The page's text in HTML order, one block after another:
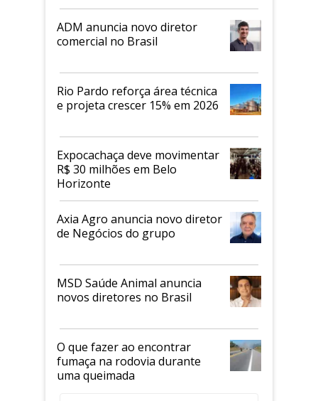
ADM anuncia novo diretor
comercial no Brasil
Rio Pardo reforça área técnica
e projeta crescer 15% em 2026
Expocachaça deve movimentar
R$ 30 milhões em Belo
Horizonte
Axia Agro anuncia novo diretor
de Negócios do grupo
MSD Saúde Animal anuncia
novos diretores no Brasil
O que fazer ao encontrar
fumaça na rodovia durante
uma queimada